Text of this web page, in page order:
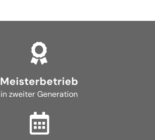
Meisterbetrieb
in zweiter Generation